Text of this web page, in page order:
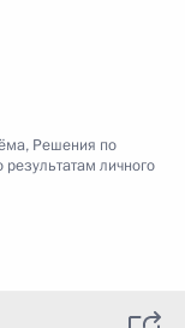
, Решения по
личного